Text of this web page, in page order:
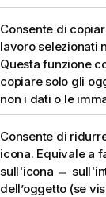
Consente di
lavoro selezionati
Questa funzione
copiare solo gli
non i dati o le
Consente di
icona. Equivale a
sull'icona
dell’oggetto (se